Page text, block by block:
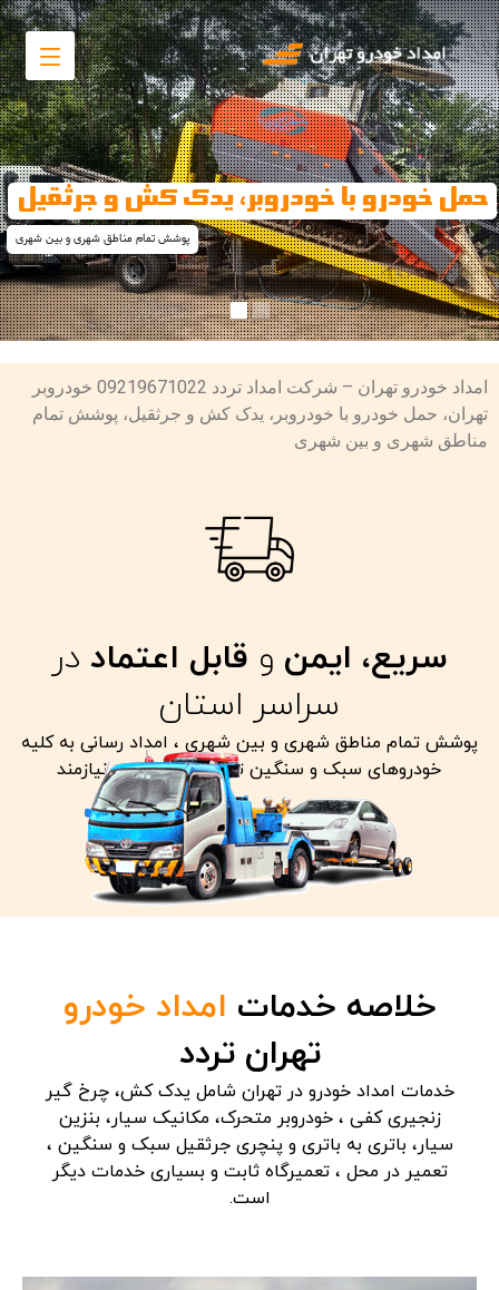
حمل خودرو با خودروبر، یدک کش و جرثقیل
پوشش تمام مناطق شهری و بین شهری
امداد خودرو تهران – شرکت امداد تردد 09219671022 خودروبر
تهران، حمل خودرو با خودروبر، یدک کش و جرثقیل، پوشش تمام
مناطق شهری و بین شهری
سریع، ایمن و قابل اعتماد در
سراسر استان
پوشش تمام مناطق شهری و بین شهری ، امداد رسانی به کلیه
خودروهای سبک و سنگین تصادفی معیوب و نیازمند
خلاصه خدمات امداد خودرو
تهران تردد
خدمات امداد خودرو در تهران شامل یدک کش، چرخ گیر
زنجیری کفی ، خودروبر متحرک، مکانیک سیار، بنزین
سیار، باتری به باتری و پنچری جرثقیل سبک و سنگین ،
تعمیر در محل ، تعمیرگاه ثابت و بسیاری خدمات دیگر
است.